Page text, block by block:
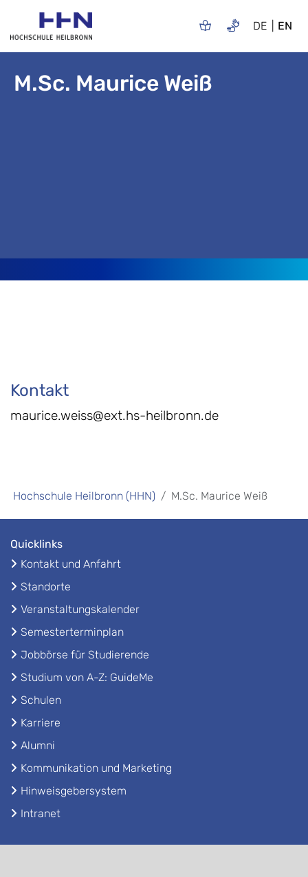
DE EN
M.Sc. Maurice Weiß
Kontakt
maurice.weiss@ext.hs-heilbronn.de
Hochschule Heilbronn (HHN) M.Sc. Maurice Weiß
Quicklinks
Kontakt und Anfahrt
Standorte
Veranstaltungskalender
Semesterterminplan
Jobbörse für Studierende
Studium von A-Z: GuideMe
Schulen
Karriere
Alumni
Kommunikation und Marketing
Hinweisgebersystem
Intranet